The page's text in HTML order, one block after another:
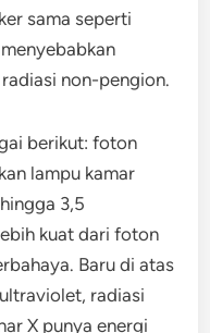
sama seperti
non-pengion.
berikut: foton
lampu kamar
3,5
kuat dari foton
Baru di atas
radiasi
X punya energi